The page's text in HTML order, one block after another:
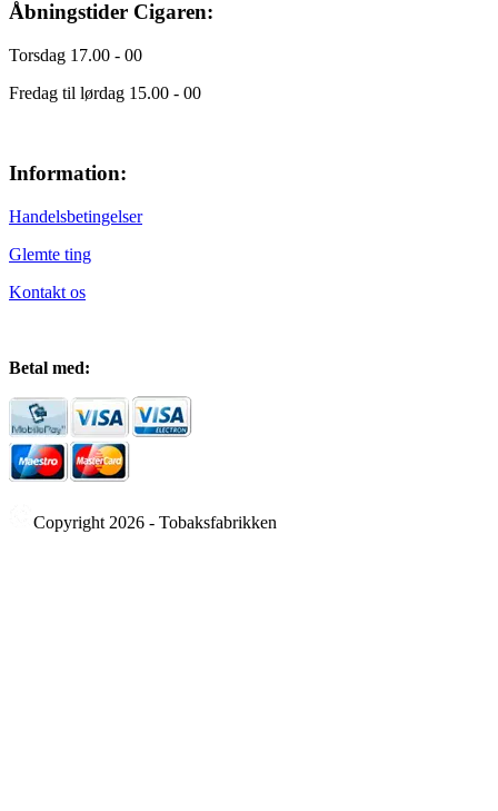
Åbningstider Cigaren:
Torsdag 17.00 - 00
Fredag til lørdag 15.00 - 00
Information:
Handelsbetingelser
Glemte ting
Kontakt os
Betal med:
Copyright 2026 - Tobaksfabrikken